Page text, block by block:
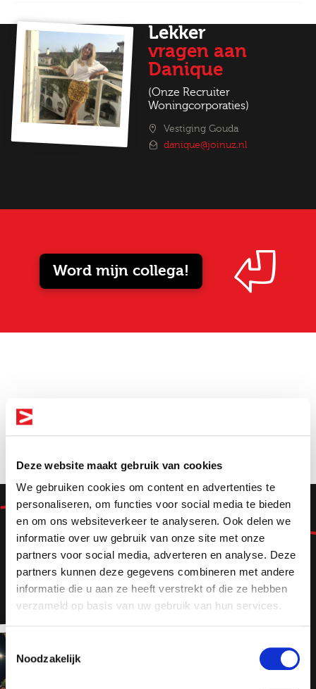
Deze website maakt gebruik van cookies
We gebruiken cookies om content en advertenties te
personaliseren, om functies voor social media te bieden
en om ons websiteverkeer te analyseren. Ook delen we
informatie over uw gebruik van onze site met onze
partners voor social media, adverteren en analyse. Deze
partners kunnen deze gegevens combineren met andere
informatie die u aan ze heeft verstrekt of die ze hebben
verzameld op basis van uw gebruik van hun services.
Noodzakelijk
Lekker
vragen aan
Danique
(Onze Recruiter
Woningcorporaties)
Vestiging Gouda
danique@joinuz.nl
Word mijn collega!
Lekker
erbij
Altijd als 1e op de hoogte van de
nieuwste vacatures als je een job
alert aanmaakt!